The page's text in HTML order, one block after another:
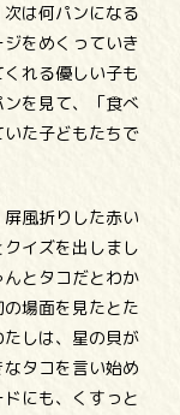
は何パンになる
をめくっていき
れる優しい子も
を見て、「食べ
た子どもたちで
風折りした赤い
イズを出しまし
とタコだとわか
場面を見たとた
しは、星の貝が
タコを言い始め
にも、くすっと